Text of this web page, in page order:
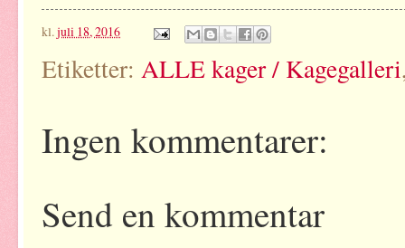
kl.juli 18, 2016
Etiketter: ALLE kager / Kagegalleri
Ingen kommentarer:
Send en kommentar